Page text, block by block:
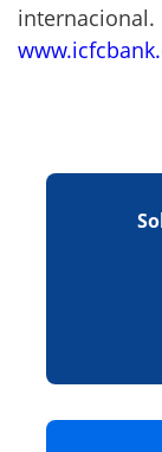
internacional.